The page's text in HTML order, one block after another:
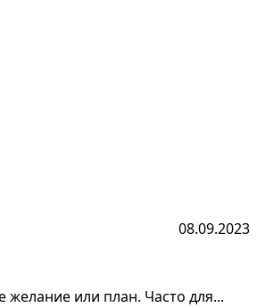
08.09.2023
или план. Часто для...